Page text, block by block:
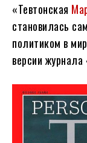
«Тевтонская
становилась
политиком в
версии журнала